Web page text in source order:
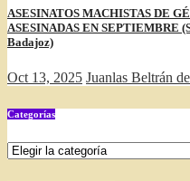
ASESINATOS MACHISTAS DE
ASESINADAS EN SEPTIEMBRE
Badajoz)
Oct 13, 2025 Juanlas Beltrán
Categorías
Categorías